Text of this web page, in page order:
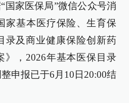
国家医保局”微信公众号消
家基本医疗保险、生育保
录及商业健康保险创新药
》，2026年基本医保目录
申报已于6月10日20:00结